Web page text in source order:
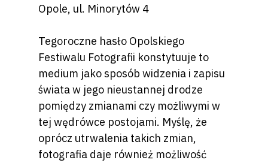
Opole, ul. Minorytów 4
Tegoroczne hasło Opolskiego
Festiwalu Fotografii konstytuuje to
medium jako sposób widzenia i zapisu
świata w jego nieustannej drodze
pomiędzy zmianami czy możliwymi w
tej wędrówce postojami. Myślę, że
oprócz utrwalenia takich zmian,
fotografia daje również możliwość